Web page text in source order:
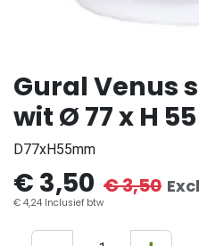
Gural Venus
wit Ø 77 x H
D77xH55mm
€ 3,50 €3,50
€ 4,24 Inclusief btw